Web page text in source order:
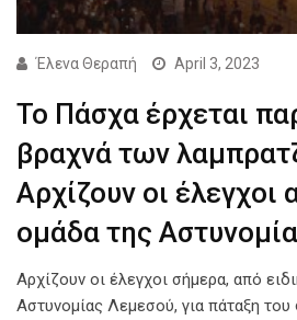
Έλενα Θεραπή April 3, 2023
To Πάσχα έρχεται
βραχνά των
Αρχίζουν οι έλεγχοι
ομάδα της
Αρχίζουν οι έλεγχοι σήμερα, από
Αστυνομίας Λεμεσού, για πάταξη